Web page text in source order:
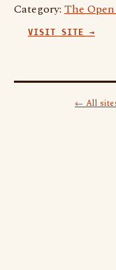
Category: The
VISIT SITE →
← All